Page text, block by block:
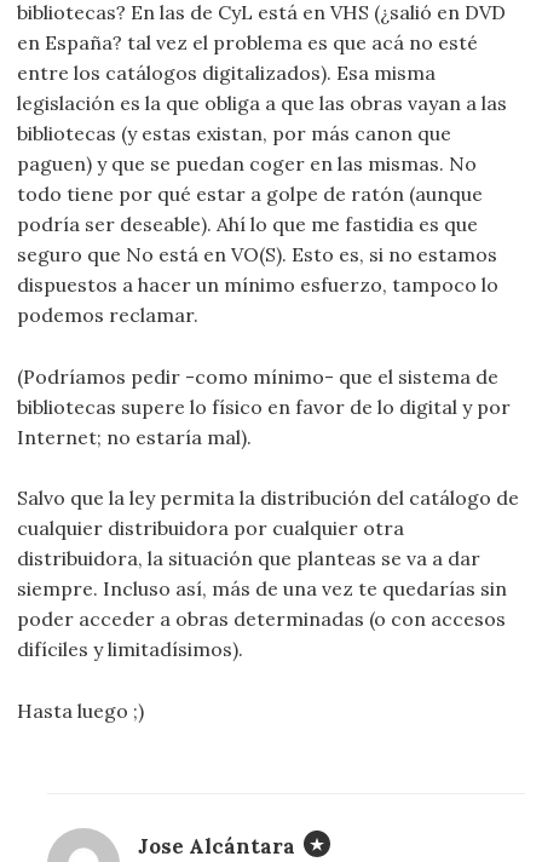
bibliotecas? En las de CyL está en VHS (¿salió en DVD
en España? tal vez el problema es que acá no esté
entre los catálogos digitalizados). Esa misma
legislación es la que obliga a que las obras vayan a las
bibliotecas (y estas existan, por más canon que
paguen) y que se puedan coger en las mismas. No
todo tiene por qué estar a golpe de ratón (aunque
podría ser deseable). Ahí lo que me fastidia es que
seguro que No está en VO(S). Esto es, si no estamos
dispuestos a hacer un mínimo esfuerzo, tampoco lo
podemos reclamar.
(Podríamos pedir -como mínimo- que el sistema de
bibliotecas supere lo físico en favor de lo digital y por
Internet; no estaría mal).
Salvo que la ley permita la distribución del catálogo de
cualquier distribuidora por cualquier otra
distribuidora, la situación que planteas se va a dar
siempre. Incluso así, más de una vez te quedarías sin
poder acceder a obras determinadas (o con accesos
difíciles y limitadísimos).
Hasta luego ;)
Jose Alcántara